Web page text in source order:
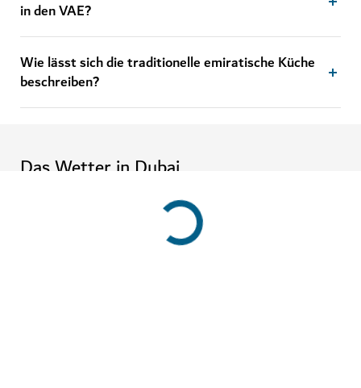
in den VAE?
Wie lässt sich die traditionelle emiratische Küche
beschreiben?
Das Wetter in Dubai
Diese Wetterinformationen sind derzeit nicht verfügbar. Bitte
versuchen Sie es später noch einmal.